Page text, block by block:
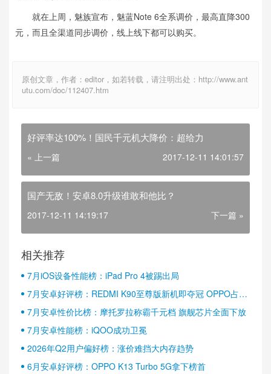
就在上周，魅族宣布，魅蓝Note 6全系调价，最高直降300
元，而且全渠道同步调价，线上线下都可以购买。
原创文章，作者：editor，如若转载，请注明出处：http://www.ant
utu.com/doc/112407.htm
好评率达100%！国民千元机大降价：超给力
« 上一篇 2017-12-11 14:01:57
国产无敌！安卓8.0升级谁敢和他比？
2017-12-11 14:19:17 下一篇 »
相关推荐
7月iOS设备性能榜：iPad Pro 4被踢出局
7月安卓好评榜：REDMI K90至尊版新机即夺冠 OPPO占据
半壁江山
7月安卓性价比榜：摩托罗拉称霸千元档 旗舰芯片全面下放
7月安卓性能榜：iQOO成功卫冕
2026年Q2用户偏好榜：涨价难挡大内存趋势
6月安卓好评榜：OPPO K13 Turbo 5G拿下榜首